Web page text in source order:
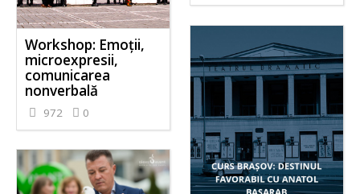
Workshop: Emoții,
microexpresii,
comunicarea
nonverbală
972 0